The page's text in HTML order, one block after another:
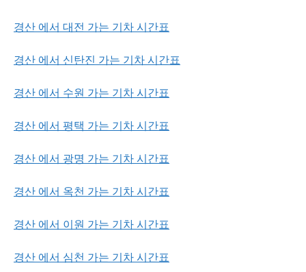
경산 에서 대전 가는 기차 시간표
경산 에서 신탄진 가는 기차 시간표
경산 에서 수원 가는 기차 시간표
경산 에서 평택 가는 기차 시간표
경산 에서 광명 가는 기차 시간표
경산 에서 옥천 가는 기차 시간표
경산 에서 이원 가는 기차 시간표
경산 에서 심천 가는 기차 시간표